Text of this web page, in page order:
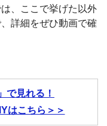
、ここで挙げた以外
詳細をぜひ動画で確
で見れる！
はこちら＞＞